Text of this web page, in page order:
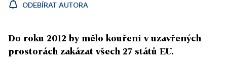
ODEBÍRAT AUTORA
Do roku 2012 by mělo kouření v uzavřených
prostorách zakázat všech 27 států EU.